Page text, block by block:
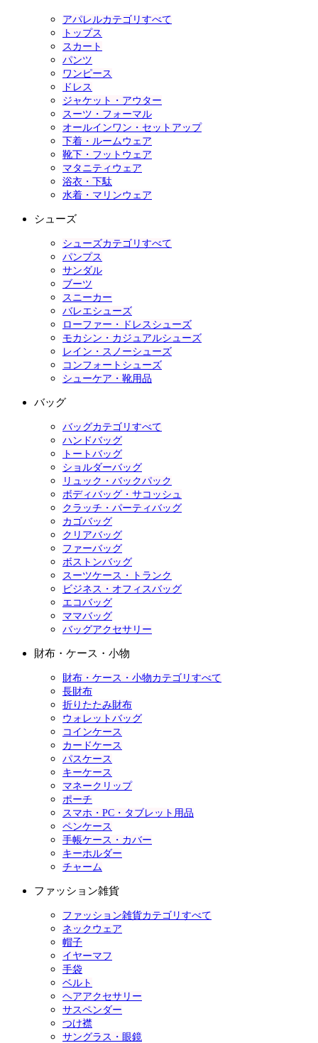
アパレルカテゴリすべて
トップス
スカート
パンツ
ワンピース
ドレス
ジャケット・アウター
スーツ・フォーマル
オールインワン・セットアップ
下着・ルームウェア
靴下・フットウェア
マタニティウェア
浴衣・下駄
水着・マリンウェア
シューズ
シューズカテゴリすべて
パンプス
サンダル
ブーツ
スニーカー
バレエシューズ
ローファー・ドレスシューズ
モカシン・カジュアルシューズ
レイン・スノーシューズ
コンフォートシューズ
シューケア・靴用品
バッグ
バッグカテゴリすべて
ハンドバッグ
トートバッグ
ショルダーバッグ
リュック・バックパック
ボディバッグ・サコッシュ
クラッチ・パーティバッグ
カゴバッグ
クリアバッグ
ファーバッグ
ボストンバッグ
スーツケース・トランク
ビジネス・オフィスバッグ
エコバッグ
ママバッグ
バッグアクセサリー
財布・ケース・小物
財布・ケース・小物カテゴリすべて
長財布
折りたたみ財布
ウォレットバッグ
コインケース
カードケース
パスケース
キーケース
マネークリップ
ポーチ
スマホ・PC・タブレット用品
ペンケース
手帳ケース・カバー
キーホルダー
チャーム
ファッション雑貨
ファッション雑貨カテゴリすべて
ネックウェア
帽子
イヤーマフ
手袋
ベルト
ヘアアクセサリー
サスペンダー
つけ襟
サングラス・眼鏡